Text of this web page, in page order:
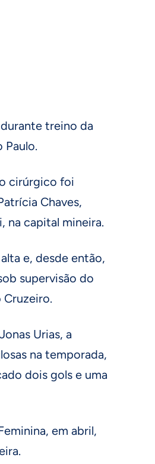
treino da
Paulo.
cirúrgico foi
Chaves,
na capital mineira.
e, desde então,
supervisão do
Urias, a
na temporada,
dois gols e uma
em abril,